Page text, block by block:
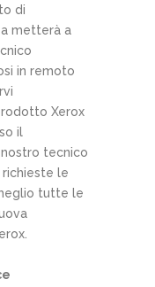
di
metterà a
in remoto
Xerox
il
tecnico
le
tutte le